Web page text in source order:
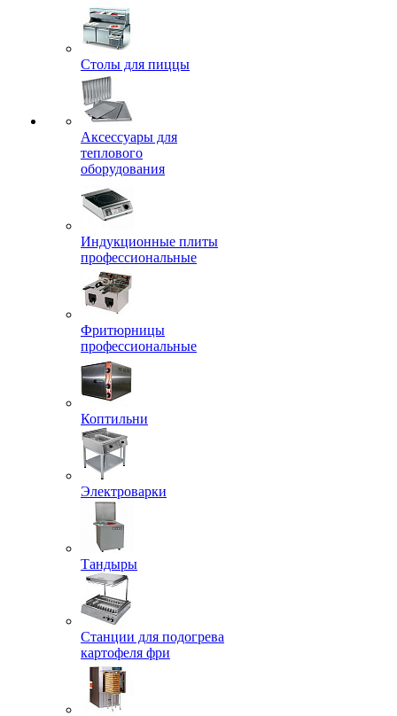
Столы для пиццы
Аксессуары для
теплового
оборудования
Индукционные плиты
профессиональные
Фритюрницы
профессиональные
Коптильни
Электроварки
Тандыры
Станции для подогрева
картофеля фри